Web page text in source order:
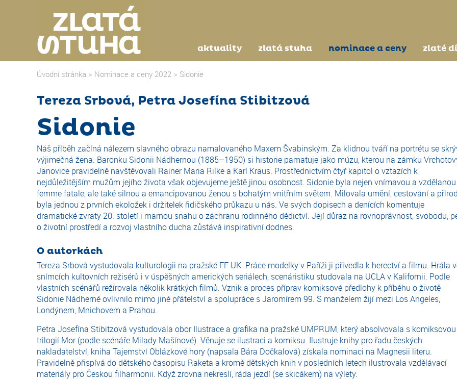
zlaté
nominace a ceny
zlatá stuha
aktuality
Úvodní stránka > Nominace a ceny 2022 > Sidonie
Tereza Srbová, Petra Josefína Stibitzová
Sidonie
Náš příběh začíná nálezem slavného obrazu namalovaného Maxem Švabinským. Za klidnou tváří na portrétu se
výjimečná žena. Baronku Sidonii Nádhernou (1885–1950) si historie pamatuje jako múzu, kterou na zámku
Janovice pravidelně navštěvovali Rainer Maria Rilke a Karl Kraus. Prostřednictvím čtyř kapitol o vztazích k
nejdůležitějším mužům jejího života však objevujeme ještě jinou osobnost. Sidonie byla nejen vnímavou a vzdělanou
femme fatale, ale také silnou a emancipovanou ženou s bohatým vnitřním světem. Milovala umění, cestování a
byla jednou z prvních ekoložek i držitelek řidičského průkazu u nás. Ve svých dopisech a denících komentuje
dramatické zvraty 20. století i marnou snahu o záchranu rodinného dědictví. Její důraz na rovnoprávnost, svobodu,
o životní prostředí a rozvoj vlastního ducha zůstává inspirativní dodnes.
O autorkách
Tereza Srbová vystudovala kulturologii na pražské FF UK. Práce modelky v Paříži ji přivedla k herectví a filmu. Hrála
snímcích kultovních režisérů i v úspěšných amerických seriálech, scenáristiku studovala na UCLA v Kalifornii. Podle
vlastních scénářů režírovala několik krátkých filmů. Vznik a proces příprav komiksové předlohy k příběhu o životě
Sidonie Nádherné ovlivnilo mimo jiné přátelství a spolupráce s Jaromírem 99. S manželem žijí mezi Los Angeles,
Londýnem, Mnichovem a Prahou.
Petra Josefína Stibitzová vystudovala obor Ilustrace a grafika na pražské UMPRUM, který absolvovala s komiksovou
trilogií Mor (podle scénáře Milady Mašínové). Věnuje se ilustraci a komiksu. Ilustruje knihy pro řadu českých
nakladatelství, kniha Tajemství Oblázkové hory (napsala Bára Dočkalová) získala nominaci na Magnesii literu.
Pravidelně přispívá do dětského časopisu Raketa a kromě dětských knih v posledních letech ilustrovala vzdělávací
materiály pro Českou filharmonii. Když zrovna nekreslí, ráda jezdí (se skicákem) na výlety.